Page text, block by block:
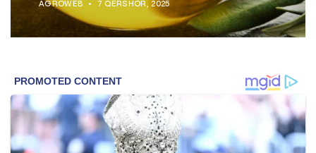
AGROWEB 7 QERSHOR, 2025